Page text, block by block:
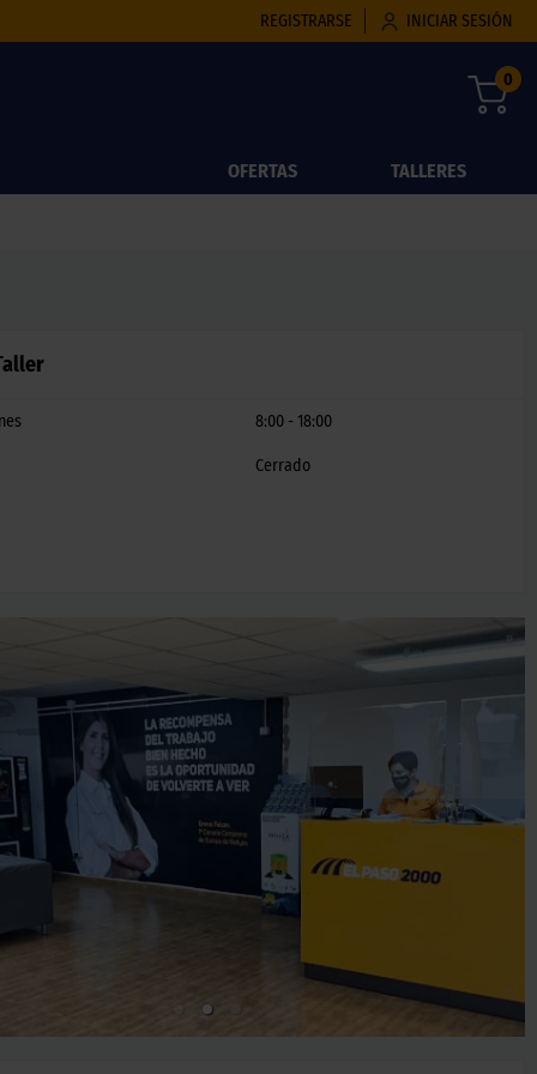
REGISTRARSE INICIAR SESIÓN
0
OFERTAS TALLERES
8:00 - 18:00
Cerrado